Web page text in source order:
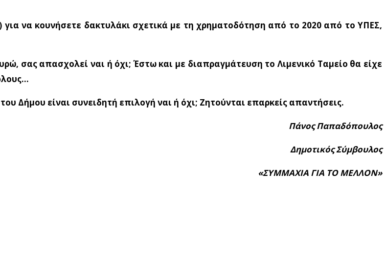
να κουνήσετε δακτυλάκι σχετικά με τη χρηματοδότηση από το 2020 από το ΥΠΕΣ,
σας απασχολεί ναι ή όχι; Έστω και με διαπραγμάτευση το Λιμενικό Ταμείο θα είχε
Δήμου είναι συνειδητή επιλογή ναι ή όχι; Ζητούνται επαρκείς απαντήσεις.
Πάνος Παπαδόπουλος
Δημοτικός Σύμβουλος
«ΣΥΜΜΑΧΙΑ ΓΙΑ ΤΟ ΜΕΛΛΟΝ»